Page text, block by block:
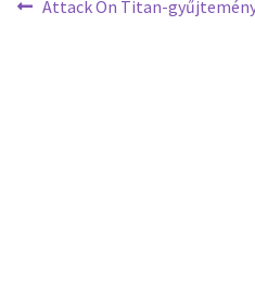
Attack On Titan-gyűjtemény